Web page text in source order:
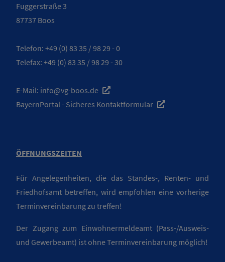
Fuggerstraße 3
87737 Boos
Telefon: +49 (0) 83 35 / 98 29 - 0
Telefax: +49 (0) 83 35 / 98 29 - 30
E-Mail: info@vg-boos.de
BayernPortal - Sicheres Kontaktformular
ÖFFNUNGSZEITEN
Für Angelegenheiten, die das Standes-, Renten- und
Friedhofsamt betreffen, wird empfohlen eine vorherige
Terminvereinbarung zu treffen!
Der Zugang zum Einwohnermeldeamt (Pass-/Ausweis-
und Gewerbeamt) ist ohne Terminvereinbarung möglich!